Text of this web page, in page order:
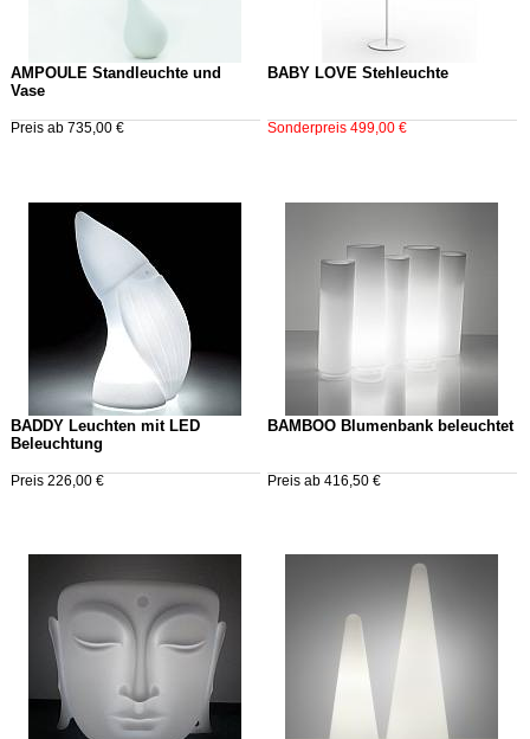
AMPOULE Standleuchte und
Vase
Preis ab 735,00 €
BABY LOVE Stehleuchte
Sonderpreis 499,00 €
BADDY Leuchten mit LED
Beleuchtung
Preis 226,00 €
BAMBOO Blumenbank beleuchtet
Preis ab 416,50 €